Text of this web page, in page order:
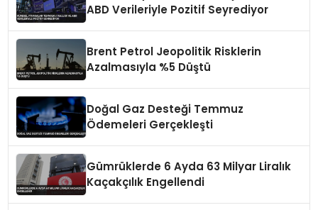
ABD Verileriyle Pozitif Seyrediyor
Brent Petrol Jeopolitik Risklerin
Azalmasıyla %5 Düştü
Doğal Gaz Desteği Temmuz
Ödemeleri Gerçekleşti
Gümrüklerde 6 Ayda 63 Milyar Liralık
Kaçakçılık Engellendi